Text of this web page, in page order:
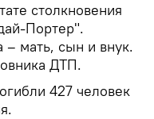
столкновения
Портер".
мать, сын и внук.
ДТП.
427 человек